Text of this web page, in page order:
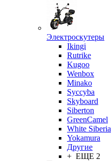
Электроскутеры
Ikingi
Rutrike
Kugoo
Wenbox
Minako
Syccyba
Skyboard
Siberton
GreenCamel
White Siberia
Yokamura
Другие
+ ЕЩЕ 2